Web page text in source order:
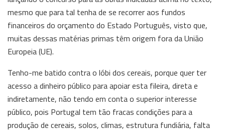
mesmo que para tal tenha de se recorrer aos fundos
financeiros do orçamento do Estado Português, visto que,
muitas dessas matérias primas têm origem fora da União
Europeia (UE).
Tenho-me batido contra o lóbi dos cereais, porque quer ter
acesso a dinheiro público para apoiar esta fileira, direta e
indiretamente, não tendo em conta o superior interesse
público, pois Portugal tem tão fracas condições para a
produção de cereais, solos, climas, estrutura fundiária, falta